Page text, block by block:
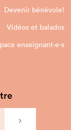
Devenir bénévole!
Vidéos et balados
enseignant·e⋅s